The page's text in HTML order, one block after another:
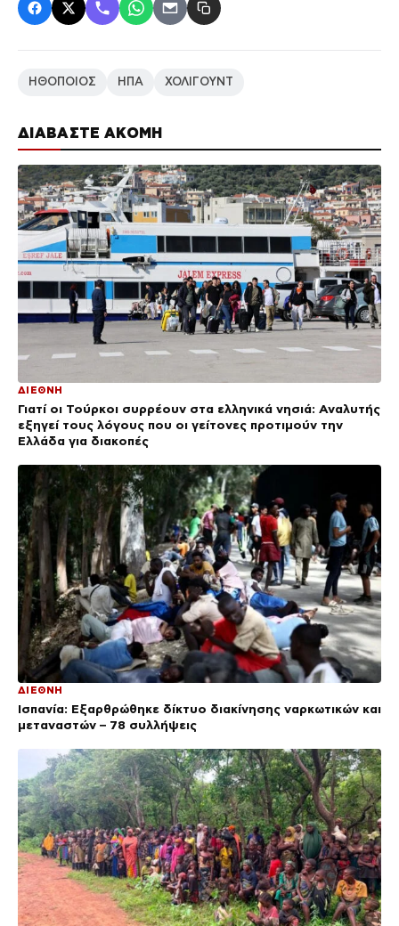
ΔΙΑΒΑΣΤΕ ΑΚΟΜΗ
ΔΙΕΘΝΗ
Γιατί οι Τούρκοι συρρέουν στα ελληνικά νησιά: Αναλυτής
εξηγεί τους λόγους που οι γείτονες προτιμούν την
Ελλάδα για διακοπές
ΔΙΕΘΝΗ
Ισπανία: Εξαρθρώθηκε δίκτυο διακίνησης ναρκωτικών και
μεταναστών – 78 συλλήψεις
ΗΘΟΠΟΙΟΣ ΗΠΑ ΧΟΛΙΓΟΥΝΤ